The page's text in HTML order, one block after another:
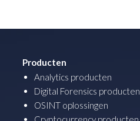
Producten
Analytics producten
Digital Forensics producten
OSINT oplossingen